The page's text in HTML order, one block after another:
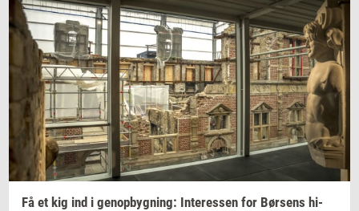
Få et kig ind i genop­byg­ning: In­ter­es­sen for Bør­sens hi­